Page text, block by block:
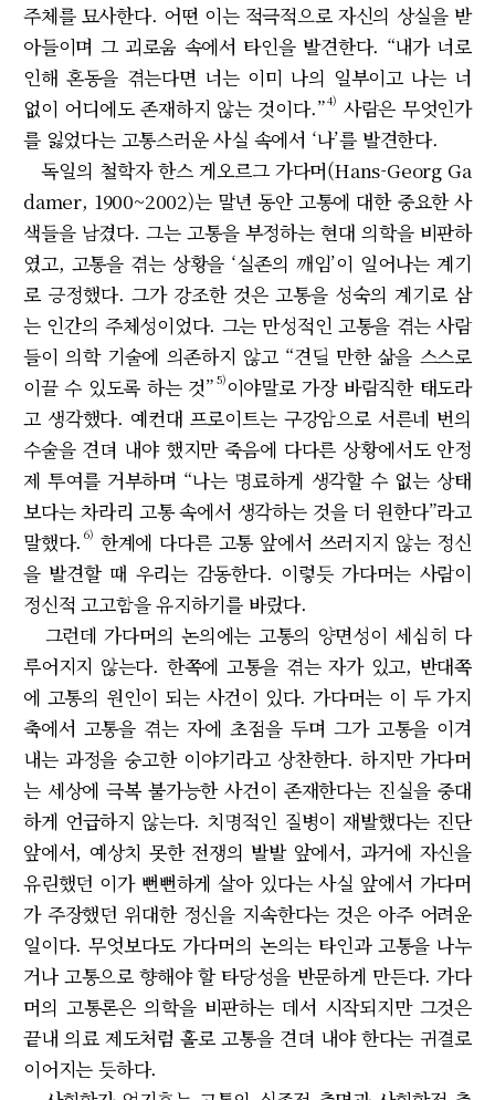
주체를 묘사한다. 어떤 이는 적극적으로 자신의 상실을 받
아들이며 그 괴로움 속에서 타인을 발견한다. “내가 너로
인해 혼동을 겪는다면 너는 이미 나의 일부이고 나는 너
없이 어디에도 존재하지 않는 것이다.”4) 사람은 무엇인가
를 잃었다는 고통스러운 사실 속에서 ‘나’를 발견한다.
독일의 철학자 한스 게오르그 가다머(Hans-Georg Ga
damer, 1900~2002)는 말년 동안 고통에 대한 중요한 사
색들을 남겼다. 그는 고통을 부정하는 현대 의학을 비판하
였고, 고통을 겪는 상황을 ‘실존의 깨임’이 일어나는 계기
로 긍정했다. 그가 강조한 것은 고통을 성숙의 계기로 삼
는 인간의 주체성이었다. 그는 만성적인 고통을 겪는 사람
들이 의학 기술에 의존하지 않고 “견딜 만한 삶을 스스로
이끌 수 있도록 하는 것” 5)이야말로 가장 바람직한 태도라
고 생각했다. 예컨대 프로이트는 구강암으로 서른네 번의
수술을 견뎌 내야 했지만 죽음에 다다른 상황에서도 안정
제 투여를 거부하며 “나는 명료하게 생각할 수 없는 상태
보다는 차라리 고통 속에서 생각하는 것을 더 원한다”라고
말했다. 6) 한계에 다다른 고통 앞에서 쓰러지지 않는 정신
을 발견할 때 우리는 감동한다. 이렇듯 가다머는 사람이
정신적 고고함을 유지하기를 바랐다.
그런데 가다머의 논의에는 고통의 양면성이 세심히 다
루어지지 않는다. 한쪽에 고통을 겪는 자가 있고, 반대쪽
에 고통의 원인이 되는 사건이 있다. 가다머는 이 두 가지
축에서 고통을 겪는 자에 초점을 두며 그가 고통을 이겨
내는 과정을 숭고한 이야기라고 상찬한다. 하지만 가다머
는 세상에 극복 불가능한 사건이 존재한다는 진실을 중대
하게 언급하지 않는다. 치명적인 질병이 재발했다는 진단
앞에서, 예상치 못한 전쟁의 발발 앞에서, 과거에 자신을
유린했던 이가 뻔뻔하게 살아 있다는 사실 앞에서 가다머
가 주장했던 위대한 정신을 지속한다는 것은 아주 어려운
일이다. 무엇보다도 가다머의 논의는 타인과 고통을 나누
거나 고통으로 향해야 할 타당성을 반문하게 만든다. 가다
머의 고통론은 의학을 비판하는 데서 시작되지만 그것은
끝내 의료 제도처럼 홀로 고통을 견뎌 내야 한다는 귀결로
이어지는 듯하다.